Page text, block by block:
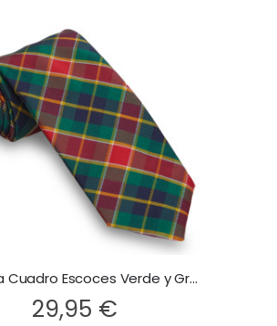
Corbata Cuadro Escoces Verde y Granate
29,95 €